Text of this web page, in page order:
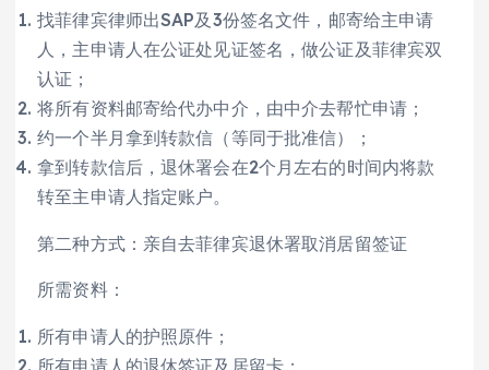
找菲律宾律师出SAP及3份签名文件，邮寄给主申请
人，主申请人在公证处见证签名，做公证及菲律宾双
认证；
将所有资料邮寄给代办中介，由中介去帮忙申请；
约一个半月拿到转款信（等同于批准信）；
拿到转款信后，退休署会在2个月左右的时间内将款
转至主申请人指定账户。
第二种方式：亲自去菲律宾退休署取消居留签证
所需资料：
所有申请人的护照原件；
所有申请人的退休签证及居留卡；